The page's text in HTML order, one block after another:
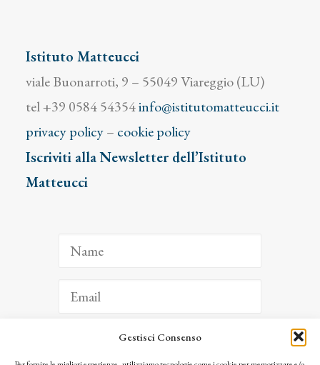
Gestisci Consenso
Istituto Matteucci
viale Buonarroti, 9 – 55049 Viareggio (LU)
tel +39 0584 54354info@istitutomatteucci.it
privacy policy– cookie policy
Iscriviti alla Newsletter dell’Istituto
Matteucci
ISCRIVITI